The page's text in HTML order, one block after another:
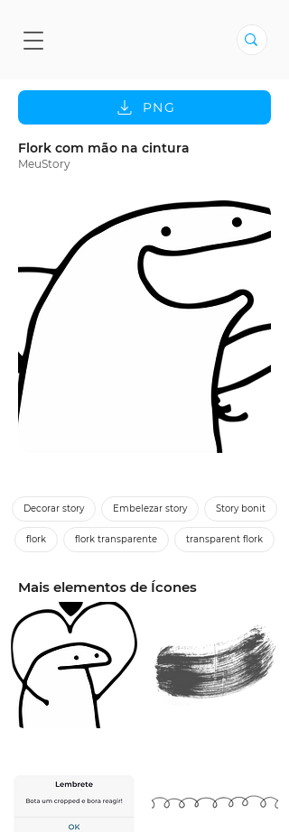
PNG
Flork com mão na cintura
MeuStory
Decorar story Embelezar story Story bonit
flork flork transparente transparent flork
Mais elementos de Ícones